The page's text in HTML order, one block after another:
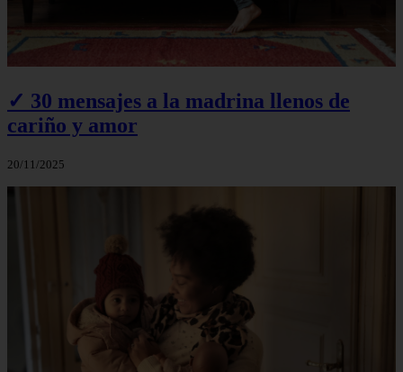
✓ 30 mensajes a la madrina llenos de
cariño y amor
20/11/2025